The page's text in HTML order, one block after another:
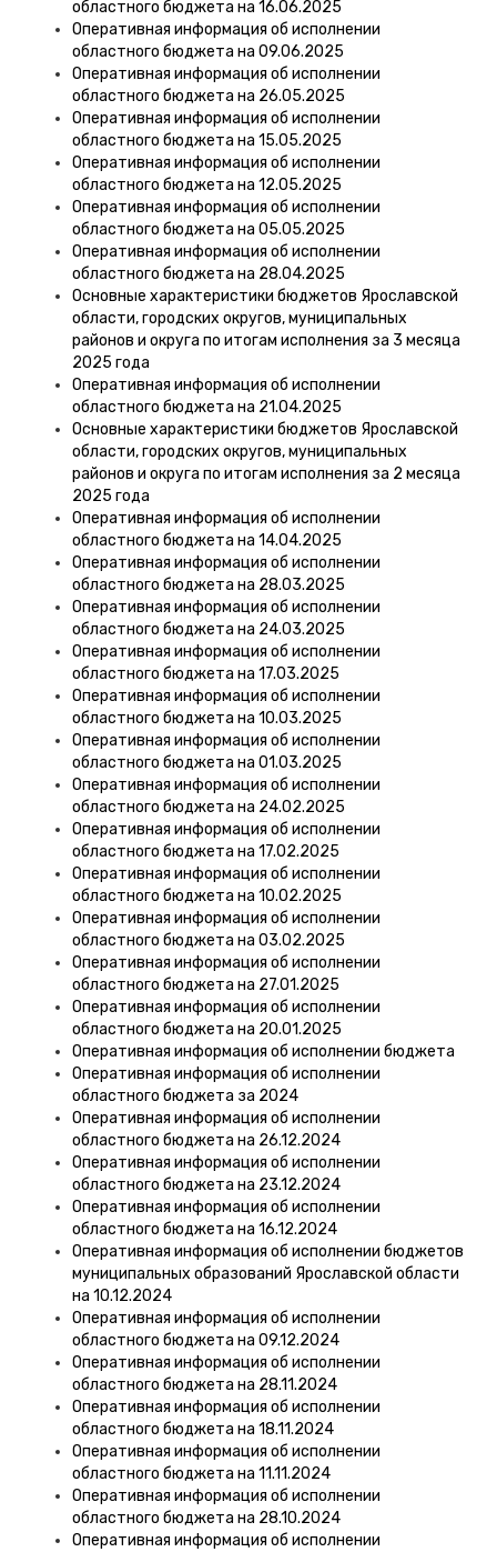
областного бюджета на 16.06.2025
Оперативная информация об исполнении
областного бюджета на 09.06.2025
Оперативная информация об исполнении
областного бюджета на 26.05.2025
Оперативная информация об исполнении
областного бюджета на 15.05.2025
Оперативная информация об исполнении
областного бюджета на 12.05.2025
Оперативная информация об исполнении
областного бюджета на 05.05.2025
Оперативная информация об исполнении
областного бюджета на 28.04.2025
Основные характеристики бюджетов Ярославской
области, городских округов, муниципальных
районов и округа по итогам исполнения за 3 месяца
2025 года
Оперативная информация об исполнении
областного бюджета на 21.04.2025
Основные характеристики бюджетов Ярославской
области, городских округов, муниципальных
районов и округа по итогам исполнения за 2 месяца
2025 года
Оперативная информация об исполнении
областного бюджета на 14.04.2025
Оперативная информация об исполнении
областного бюджета на 28.03.2025
Оперативная информация об исполнении
областного бюджета на 24.03.2025
Оперативная информация об исполнении
областного бюджета на 17.03.2025
Оперативная информация об исполнении
областного бюджета на 10.03.2025
Оперативная информация об исполнении
областного бюджета на 01.03.2025
Оперативная информация об исполнении
областного бюджета на 24.02.2025
Оперативная информация об исполнении
областного бюджета на 17.02.2025
Оперативная информация об исполнении
областного бюджета на 10.02.2025
Оперативная информация об исполнении
областного бюджета на 03.02.2025
Оперативная информация об исполнении
областного бюджета на 27.01.2025
Оперативная информация об исполнении
областного бюджета на 20.01.2025
Оперативная информация об исполнении бюджета
Оперативная информация об исполнении
областного бюджета за 2024
Оперативная информация об исполнении
областного бюджета на 26.12.2024
Оперативная информация об исполнении
областного бюджета на 23.12.2024
Оперативная информация об исполнении
областного бюджета на 16.12.2024
Оперативная информация об исполнении бюджетов
муниципальных образований Ярославской области
на 10.12.2024
Оперативная информация об исполнении
областного бюджета на 09.12.2024
Оперативная информация об исполнении
областного бюджета на 28.11.2024
Оперативная информация об исполнении
областного бюджета на 18.11.2024
Оперативная информация об исполнении
областного бюджета на 11.11.2024
Оперативная информация об исполнении
областного бюджета на 28.10.2024
Оперативная информация об исполнении